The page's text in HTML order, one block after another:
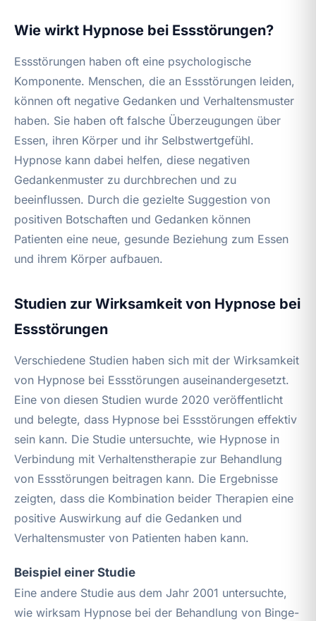
Wie wirkt Hypnose bei Essstörungen?
Essstörungen haben oft eine psychologische
Komponente. Menschen, die an Essstörungen leiden,
können oft negative Gedanken und Verhaltensmuster
haben. Sie haben oft falsche Überzeugungen über
Essen, ihren Körper und ihr Selbstwertgefühl.
Hypnose kann dabei helfen, diese negativen
Gedankenmuster zu durchbrechen und zu
beeinflussen. Durch die gezielte Suggestion von
positiven Botschaften und Gedanken können
Patienten eine neue, gesunde Beziehung zum Essen
und ihrem Körper aufbauen.
Studien zur Wirksamkeit von Hypnose bei
Essstörungen
Verschiedene Studien haben sich mit der Wirksamkeit
von Hypnose bei Essstörungen auseinandergesetzt.
Eine von diesen Studien wurde 2020 veröffentlicht
und belegte, dass Hypnose bei Essstörungen effektiv
sein kann. Die Studie untersuchte, wie Hypnose in
Verbindung mit Verhaltenstherapie zur Behandlung
von Essstörungen beitragen kann. Die Ergebnisse
zeigten, dass die Kombination beider Therapien eine
positive Auswirkung auf die Gedanken und
Verhaltensmuster von Patienten haben kann.
Beispiel einer Studie
Eine andere Studie aus dem Jahr 2001 untersuchte,
wie wirksam Hypnose bei der Behandlung von Binge-